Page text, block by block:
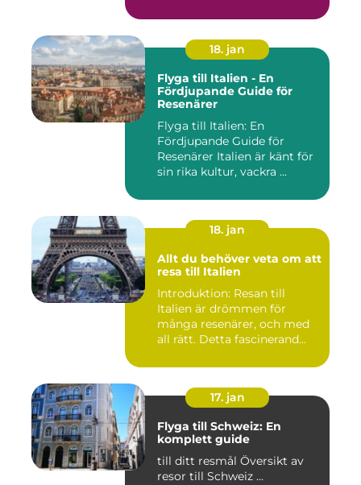
18. jan
Flyga till Italien - En
Fördjupande Guide för
Resenärer
Flyga till Italien: En
Fördjupande Guide för
Resenärer Italien är känt för
sin rika kultur, vackra ...
18. jan
Allt du behöver veta om att
resa till Italien
Introduktion: Resan till
Italien är drömmen för
många resenärer, och med
all rätt. Detta fascinerand...
17. jan
Flyga till Schweiz: En
komplett guide
till ditt resmål Översikt av
resor till Schweiz ...